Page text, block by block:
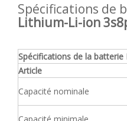
Spécifications de
Lithium-Li-ion
Spécifications de la batterie
Article
Capacité nominale